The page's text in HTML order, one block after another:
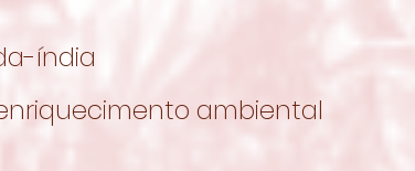
índia
ambiental